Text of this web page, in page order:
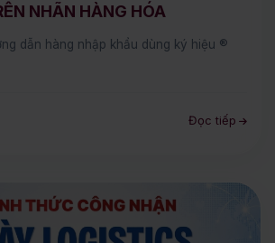
Đọc tiếp
NHÃN HÀNG HÓA
dẫn hàng nhập khẩu dùng ký hiệu ®